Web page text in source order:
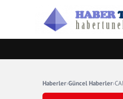
Haberler›Güncel Haberler›